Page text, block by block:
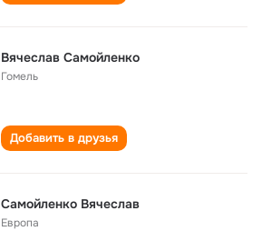
Вячеслав Самойленко
Гомель
Добавить в друзья
Самойленко Вячеслав
Европа